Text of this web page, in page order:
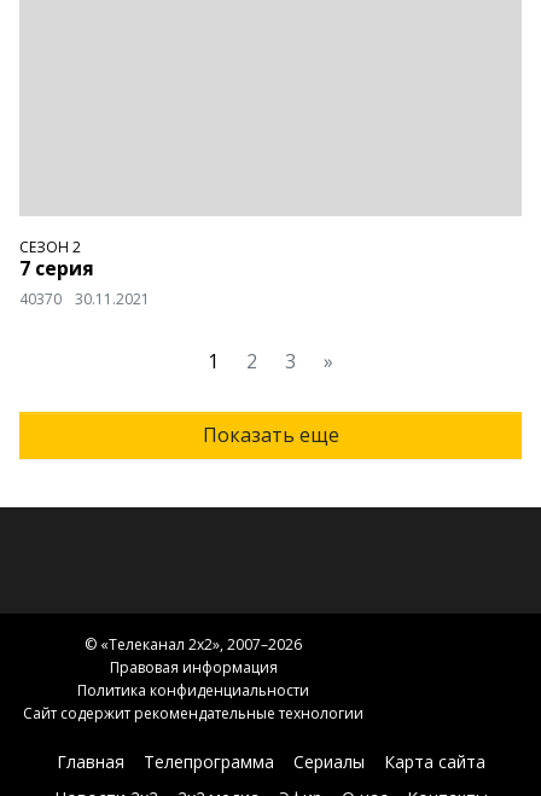
СЕЗОН 2
7 серия
40370 30.11.2021
1 2 3 »
Показать еще
© «Телеканал 2x2», 2007–2026
Правовая информация
Политика конфиденциальности
Сайт содержит рекомендательные технологии
Главная Телепрограмма Сериалы
Карта сайта